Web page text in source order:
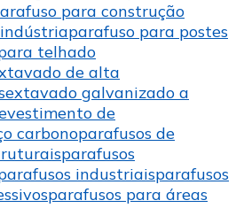
para construção
parafuso para postes
telhado
de alta
galvanizado a
de
carbonoparafusos de
parafusos
industriaisparafusos
parafusos para áreas